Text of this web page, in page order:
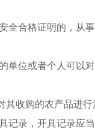
全合格证明的，从
单位或者个人可以
其收购的农产品进
记录，开具记录应当